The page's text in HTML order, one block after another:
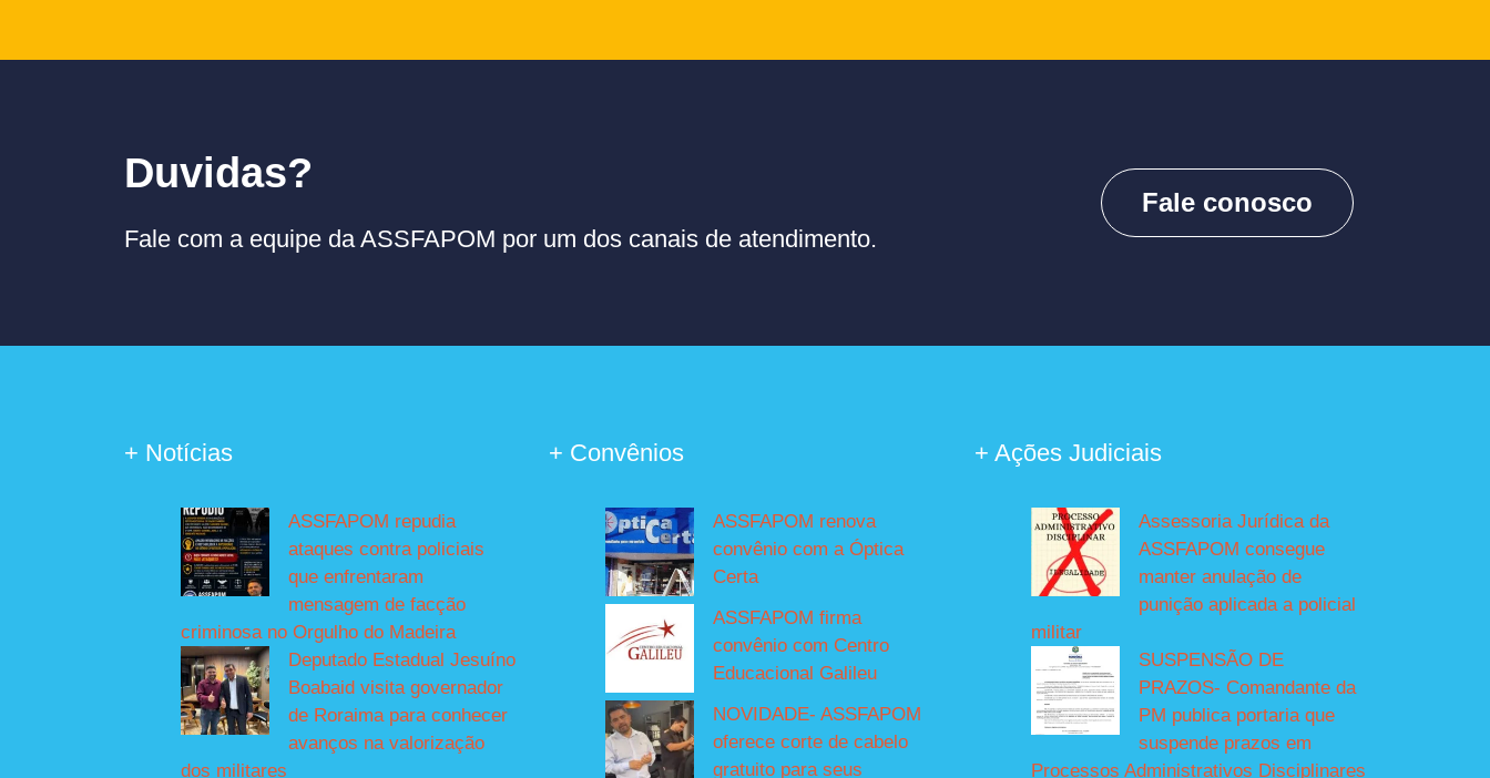
Duvidas?
Fale com a equipe da ASSFAPOM por um dos canais de atendimento.
Fale conosco
+ Notícias
ASSFAPOM repudia
ataques contra policiais
que enfrentaram
mensagem de facção
criminosa no Orgulho do Madeira
Deputado Estadual Jesuíno
Boabaid visita governador
de Roraima para conhecer
avanços na valorização
dos militares
+ Convênios
ASSFAPOM renova
convênio com a Óptica
Certa
ASSFAPOM firma
convênio com Centro
Educacional Galileu
NOVIDADE- ASSFAPOM
oferece corte de cabelo
gratuito para seus
+ Ações Judiciais
Assessoria Jurídica da
ASSFAPOM consegue
manter anulação de
punição aplicada a policial
militar
SUSPENSÃO DE
PRAZOS- Comandante da
PM publica portaria que
suspende prazos em
Processos Administrativos Disciplinares